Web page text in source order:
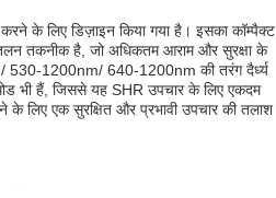
के लिए डिज़ाइन किया गया है। इसका कॉम्पैक्ट
तकनीक है, जो अधिकतम आराम और सुरक्षा के
530-1200nm/ 640-1200nm की तरंग दैर्ध्य
भी हैं, जिससे यह SHR उपचार के लिए एकदम
लिए एक सुरक्षित और प्रभावी उपचार की तलाश